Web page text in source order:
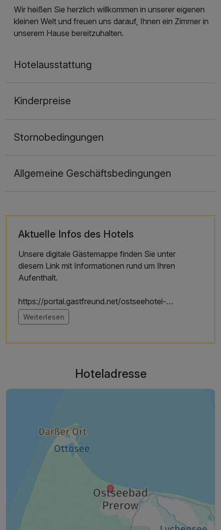
Wir heißen Sie herzlich willkommen in unserer eigenen
kleinen Welt und freuen uns darauf, Ihnen ein Zimmer in
unserem Hause bereitzuhalten.
Hotelausstattung
Kinderpreise
Stornobedingungen
Allgemeine Geschäftsbedingungen
Aktuelle Infos des Hotels
Unsere digitale Gästemappe finden Sie unter
diesem Link mit Informationen rund um Ihren
Aufenthalt.
https://portal.gastfreund.net/ostseehotel-
waldschloesschen/465016
Weiterlesen
Hoteladresse